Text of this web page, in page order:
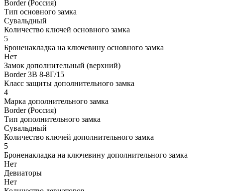
Border (Россия)
Тип основного замка
Сувальдный
Количество ключей основного замка
5
Броненакладка на ключевину основного замка
Нет
Замок дополнительный (верхний)
Border 3В 8-8Г/15
Класс защиты дополнительного замка
4
Марка дополнительного замка
Border (Россия)
Тип дополнительного замка
Сувальдный
Количество ключей дополнительного замка
5
Броненакладка на ключевину дополнительного замка
Нет
Девиаторы
Нет